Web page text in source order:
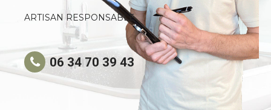
ARTISAN RESPONSABLE
06 34 70 39 43